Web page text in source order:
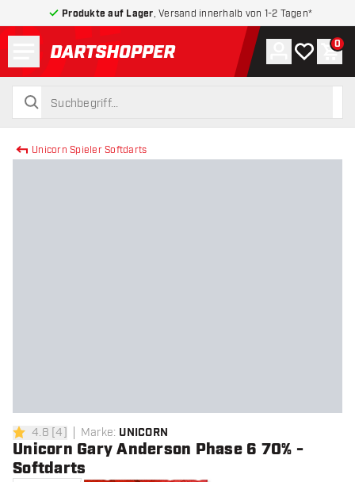
Produkte auf Lager , Versand innerhalb von 1-2 Tagen*
zurück zur Startseite
suchen
suchen
Konto
Meine 0
Unicorn Spieler Softdarts
4.8 Bewertungssterne
4.8 [4] Marke: UNICORN
Unicorn Gary Anderson Phase 6 70% -
Softdarts